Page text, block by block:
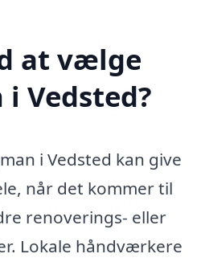
at vælge
Vedsted?
i Vedsted kan give
når det kommer til
renoverings- eller
Lokale håndværkere